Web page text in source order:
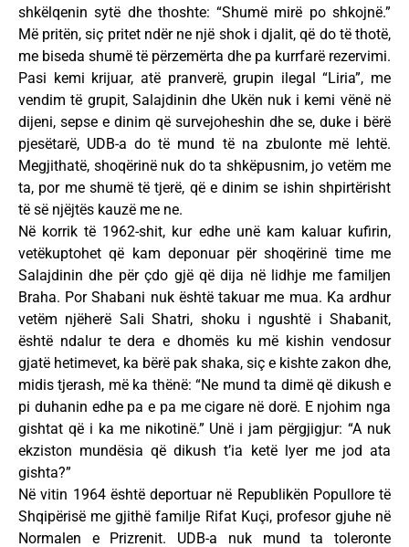
shkëlqenin sytë dhe thoshte: “Shumë mirë po shkojnë.”
Më pritën, siç pritet ndër ne një shok i djalit, që do të thotë,
me biseda shumë të përzemërta dhe pa kurrfarë rezervimi.
Pasi kemi krijuar, atë pranverë, grupin ilegal “Liria”, me
vendim të grupit, Salajdinin dhe Ukën nuk i kemi vënë në
dijeni, sepse e dinim që survejoheshin dhe se, duke i bërë
pjesëtarë, UDB-a do të mund të na zbulonte më lehtë.
Megjithatë, shoqërinë nuk do ta shkëpusnim, jo vetëm me
ta, por me shumë të tjerë, që e dinim se ishin shpirtërisht
të së njëjtës kauzë me ne.
Në korrik të 1962-shit, kur edhe unë kam kaluar kufirin,
vetëkuptohet që kam deponuar për shoqërinë time me
Salajdinin dhe për çdo gjë që dija në lidhje me familjen
Braha. Por Shabani nuk është takuar me mua. Ka ardhur
vetëm njëherë Sali Shatri, shoku i ngushtë i Shabanit,
është ndalur te dera e dhomës ku më kishin vendosur
gjatë hetimevet, ka bërë pak shaka, siç e kishte zakon dhe,
midis tjerash, më ka thënë: “Ne mund ta dimë që dikush e
pi duhanin edhe pa e pa me cigare në dorë. E njohim nga
gishtat që i ka me nikotinë.” Unë i jam përgjigjur: “A nuk
ekziston mundësia që dikush t’ia ketë lyer me jod ata
gishta?”
Në vitin 1964 është deportuar në Republikën Popullore të
Shqipërisë me gjithë familje Rifat Kuçi, profesor gjuhe në
Normalen e Prizrenit. UDB-a nuk mund ta toleronte